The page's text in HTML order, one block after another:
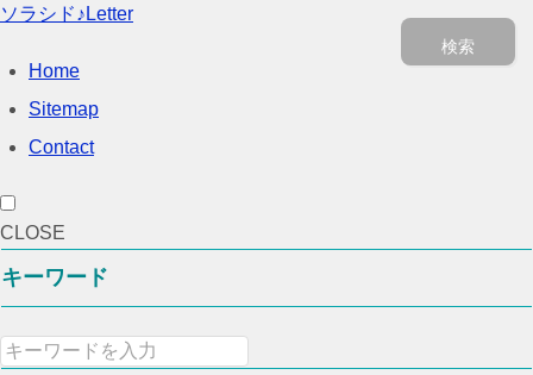
ソラシド♪Letter
Home
Sitemap
Contact
CLOSE
キーワード
検索